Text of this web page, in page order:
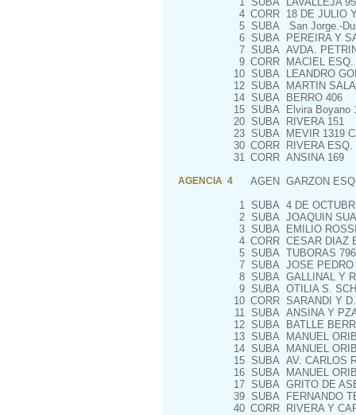
4 CORR 18 DE JULIO
5 SUBA San Jorge.-
6 SUBA PEREIRA Y
7 SUBA AVDA.
9 CORR MACIEL ESQ.
10 SUBA LEANDRO
12 SUBA MARTIN
14 SUBA BERRO 406
15 SUBA Elvira Boyano
20 SUBA RIVERA 151
23 SUBA MEVIR 1319
30 CORR RIVERA ESQ.
31 CORR ANSINA 169
AGENCIA 4 AGEN GARZON
1 SUBA 4 DE
2 SUBA JOAQUIN
3 SUBA EMILIO
4 CORR CESAR DIAZ
5 SUBA TUBORAS 796
7 SUBA JOSE PEDRO
8 SUBA GALLINAL Y
9 SUBA OTILIA S.
10 CORR SARANDI Y
11 SUBA ANSINA Y
12 SUBA BATLLE
13 SUBA MANUEL
14 SUBA MANUEL
15 SUBA AV. CARLOS
16 SUBA MANUEL
17 SUBA GRITO DE
39 SUBA FERNANDO
40 CORR RIVERA Y